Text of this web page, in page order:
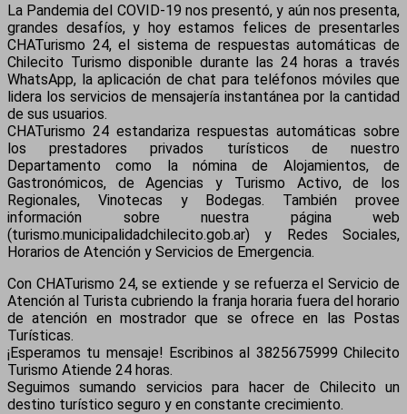
La Pandemia del COVID-19 nos presentó, y aún nos presenta,
grandes desafíos, y hoy estamos felices de presentarles
CHATurismo 24, el sistema de respuestas automáticas de
Chilecito Turismo disponible durante las 24 horas a través
WhatsApp, la aplicación de chat para teléfonos móviles que
lidera los servicios de mensajería instantánea por la cantidad
de sus usuarios.
CHATurismo 24 estandariza respuestas automáticas sobre
los prestadores privados turísticos de nuestro
Departamento como la nómina de Alojamientos, de
Gastronómicos, de Agencias y Turismo Activo, de los
Regionales, Vinotecas y Bodegas. También provee
información sobre nuestra página web
(turismo.municipalidadchilecito.gob.ar) y Redes Sociales,
Horarios de Atención y Servicios de Emergencia.
Con CHATurismo 24, se extiende y se refuerza el Servicio de
Atención al Turista cubriendo la franja horaria fuera del horario
de atención en mostrador que se ofrece en las Postas
Turísticas.
¡Esperamos tu mensaje! Escribinos al 3825675999 Chilecito
Turismo Atiende 24 horas.
Seguimos sumando servicios para hacer de Chilecito un
destino turístico seguro y en constante crecimiento.